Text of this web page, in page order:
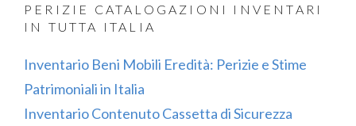
PERIZIE CATALOGAZIONI INVENTARI
IN TUTTA ITALIA
Inventario Beni Mobili Eredità: Perizie e Stime
Patrimoniali in Italia
Inventario Contenuto Cassetta di Sicurezza